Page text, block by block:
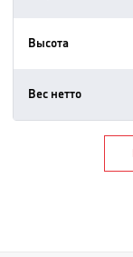
Высота
Вес нетто